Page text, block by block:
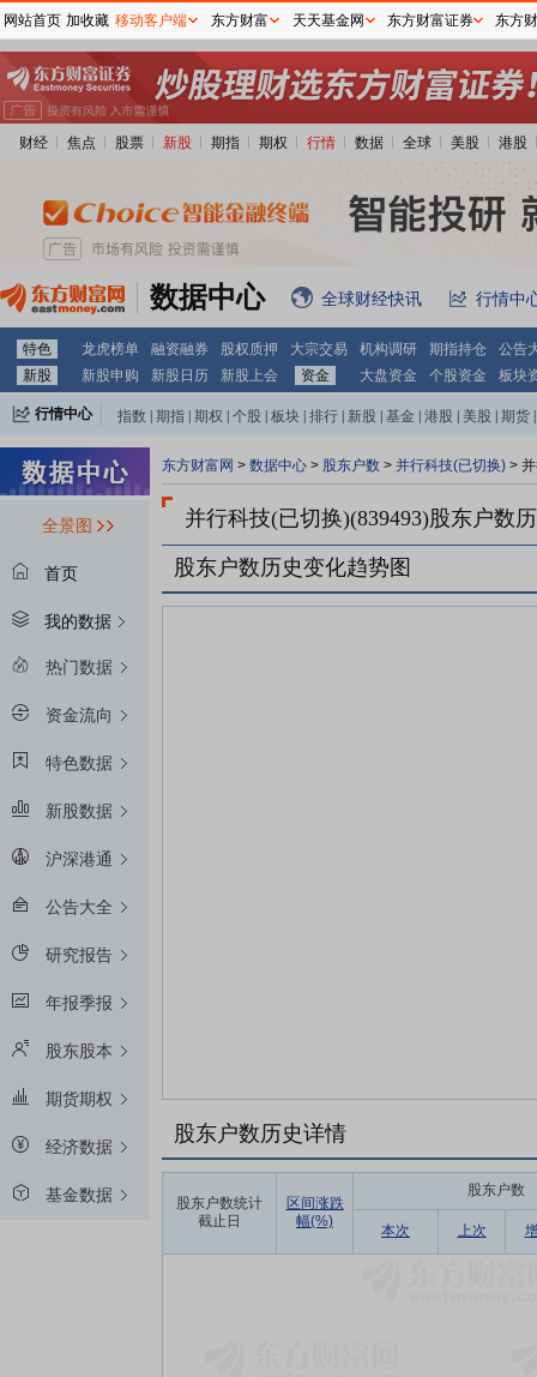
财经 焦点 股票 新股 期指 期权 行情 数据 全球 美股 港股
数据中心 全球财经快讯 行情中
特色 龙虎榜单 融资融券 股权质押 大宗交易 机构调研 期指持仓
公告
新股
新股申购 新股日历 新股上会 资金 大盘资金 个股资金 板块
行情中心 指数 期指 期权 个股 板块 排行 新股 基金 港股 美股 期货
全景图
首页
我的数据
热门数据
资金流向
特色数据
新股数据
沪深港通
公告大全
研究报告
年报季报
股东股本
期货期权
经济数据
基金数据
东方财富网 > 数据中心 > 股东户数 > 并行科技(已切换) >
并行科技(已切换)(839493)股东户数
股东户数历史变化趋势图
股东户数历史详情
股东户数统计
截止日
区间涨跌
幅(%)
股东户数
本次 上次
网站首页 加收藏 移动客户端 东方财富 天天基金网 东方财富证券 东方